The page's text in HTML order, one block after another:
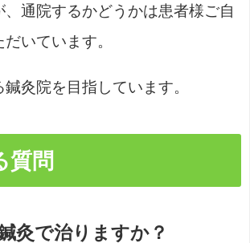
、通院するかどうかは患者様ご自
いています。
灸院を目指しています。
質問
灸で治りますか？